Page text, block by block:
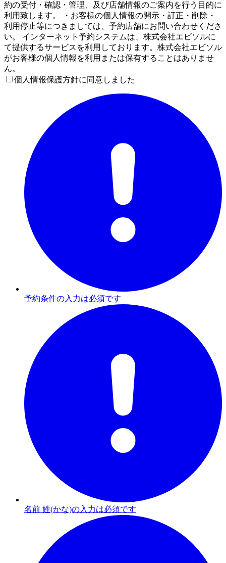
約の受付・確認・管理、及び店舗情報のご案内を行う目的に
利用致します。 ・お客様の個人情報の開示・訂正・削除・
利用停止等につきましては、予約店舗にお問い合わせくださ
い。 インターネット予約システムは、株式会社エビソルに
て提供するサービスを利用しております。株式会社エビソル
がお客様の個人情報を利用または保有することはありませ
ん。
個人情報保護方針に同意しました
予約条件の入力は必須です
名前 姓(かな)の入力は必須です